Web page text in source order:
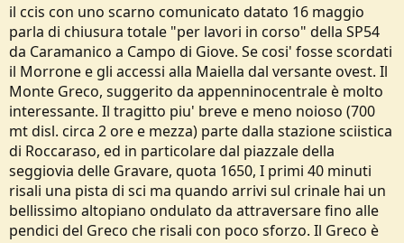
il ccis con uno scarno comunicato datato 16 maggio
parla di chiusura totale "per lavori in corso" della SP54
da Caramanico a Campo di Giove. Se cosi' fosse scordati
il Morrone e gli accessi alla Maiella dal versante ovest. Il
Monte Greco, suggerito da appenninocentrale è molto
interessante. Il tragitto piu' breve e meno noioso (700
mt disl. circa 2 ore e mezza) parte dalla stazione sciistica
di Roccaraso, ed in particolare dal piazzale della
seggiovia delle Gravare, quota 1650, I primi 40 minuti
risali una pista di sci ma quando arrivi sul crinale hai un
bellissimo altopiano ondulato da attraversare fino alle
pendici del Greco che risali con poco sforzo. Il Greco è